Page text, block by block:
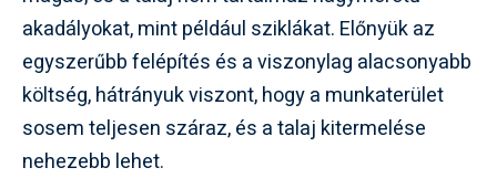
akadályokat, mint például sziklákat. Előnyük az
egyszerűbb felépítés és a viszonylag alacsonyabb
költség, hátrányuk viszont, hogy a munkaterület
sosem teljesen száraz, és a talaj kitermelése
nehezebb lehet.